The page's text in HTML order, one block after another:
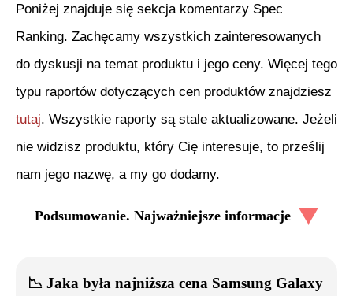
Poniżej znajduje się sekcja komentarzy Spec
Ranking. Zachęcamy wszystkich zainteresowanych
do dyskusji na temat produktu i jego ceny. Więcej tego
typu raportów dotyczących cen produktów znajdziesz
tutaj. Wszystkie raporty są stale aktualizowane. Jeżeli
nie widzisz produktu, który Cię interesuje, to prześlij
nam jego nazwę, a my go dodamy.
Podsumowanie. Najważniejsze informacje
📉 Jaka była najniższa cena Samsung Galaxy